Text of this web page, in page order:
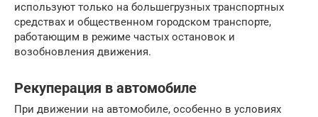
используют только на большегрузных транспортных
средствах и общественном городском транспорте,
работающим в режиме частых остановок и
возобновления движения.
Рекуперация в автомобиле
При движении на автомобиле, особенно в условиях